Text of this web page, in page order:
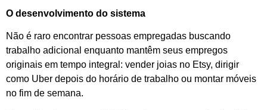
O desenvolvimento do sistema
Não é raro encontrar pessoas empregadas buscando
trabalho adicional enquanto mantêm seus empregos
originais em tempo integral: vender joias no Etsy, dirigir
como Uber depois do horário de trabalho ou montar móveis
no fim de semana.